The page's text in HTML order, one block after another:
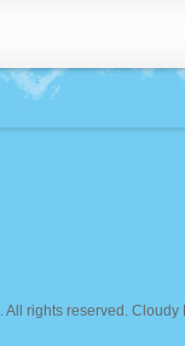
. All rights reserved.